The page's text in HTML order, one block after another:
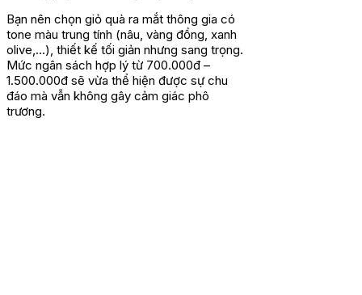
Bạn nên chọn giỏ quà ra mắt thông gia có
tone màu trung tính (nâu, vàng đồng, xanh
olive,…), thiết kế tối giản nhưng sang trọng.
Mức ngân sách hợp lý từ 700.000đ –
1.500.000đ sẽ vừa thể hiện được sự chu
đáo mà vẫn không gây cảm giác phô
trương.